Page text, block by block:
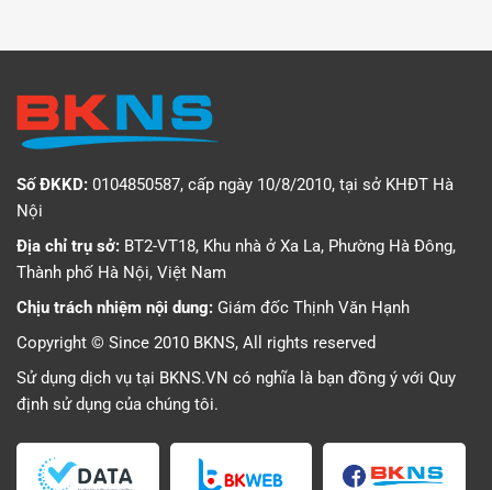
Số ĐKKD: 0104850587, cấp ngày 10/8/2010, tại sở KHĐT Hà
Nội
Địa chỉ trụ sở: BT2-VT18, Khu nhà ở Xa La, Phường Hà Đông,
Thành phố Hà Nội, Việt Nam
Chịu trách nhiệm nội dung: Giám đốc Thịnh Văn Hạnh
Copyright © Since 2010 BKNS, All rights reserved
Sử dụng dịch vụ tại BKNS.VN có nghĩa là bạn đồng ý với Quy
định sử dụng của chúng tôi.